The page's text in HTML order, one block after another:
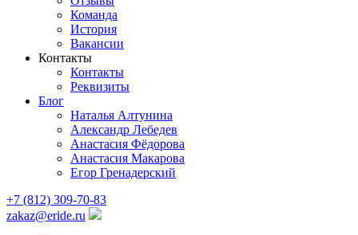
Команда
История
Вакансии
Контакты
Контакты
Реквизиты
Блог
Наталья Алтунина
Александр Лебедев
Анастасия Фёдорова
Анастасия Макарова
Егор Гренадерский
+7 (812) 309-70-83
zakaz@eride.ru